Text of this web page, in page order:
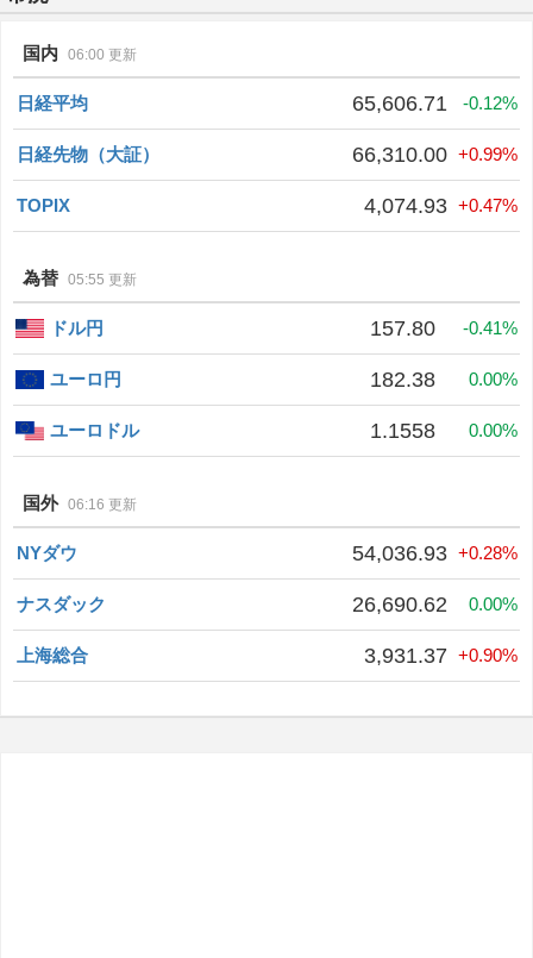
国内 06:00 更新
日経平均 65,606.71 -0.12%
日経先物（大証） 66,310.00 +0.99%
TOPIX 4,074.93 +0.47%
為替 05:55 更新
ドル円 157.80 -0.41%
ユーロ円 182.38 0.00%
ユーロドル 1.1558 0.00%
国外 06:16 更新
NYダウ 54,036.93 +0.28%
ナスダック 26,690.62 0.00%
上海総合 3,931.37 +0.90%